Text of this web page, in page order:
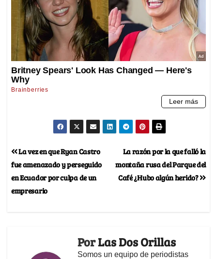
La razón por la que falló la
montaña rusa del Parque del
Café ¿Hubo algún herido?
La vez en que Ryan Castro
fue amenazado y perseguido
en Ecuador por culpa de un
empresario
PorLas Dos Orillas
Somos un equipo de periodistas